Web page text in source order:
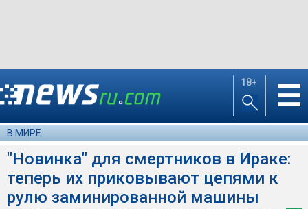
18+ ☰
В МИРЕ
"Новинка" для смертников в Ираке:
теперь их приковывают цепями к
рулю заминированной машины